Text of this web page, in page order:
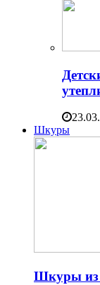
Шкуры
Шкуры из